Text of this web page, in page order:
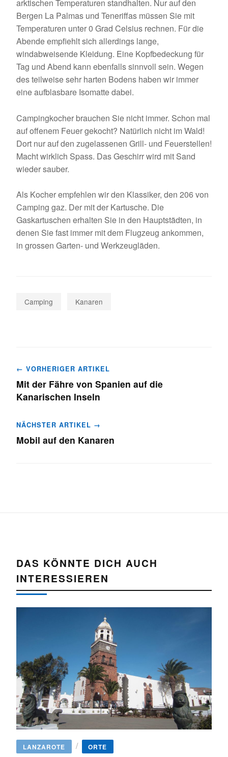
arktischen Temperaturen standhalten. Nur auf den
Bergen La Palmas und Teneriffas müssen Sie mit
Temperaturen unter 0 Grad Celsius rechnen. Für die
Abende empfiehlt sich allerdings lange,
windabweisende Kleidung. Eine Kopfbedeckung für
Tag und Abend kann ebenfalls sinnvoll sein. Wegen
des teilweise sehr harten Bodens haben wir immer
eine aufblasbare Isomatte dabei.
Campingkocher brauchen Sie nicht immer. Schon mal
auf offenem Feuer gekocht? Natürlich nicht im Wald!
Dort nur auf den zugelassenen Grill- und Feuerstellen!
Macht wirklich Spass. Das Geschirr wird mit Sand
wieder sauber.
Als Kocher empfehlen wir den Klassiker, den 206 von
Camping gaz. Der mit der Kartusche. Die
Gaskartuschen erhalten Sie in den Hauptstädten, in
denen Sie fast immer mit dem Flugzeug ankommen,
in grossen Garten- und Werkzeugläden.
Camping Kanaren
Beitragsnavigation
← VORHERIGER ARTIKEL
Mit der Fähre von Spanien auf die
Kanarischen Inseln
NÄCHSTER ARTIKEL →
Mobil auf den Kanaren
DAS KÖNNTE DICH AUCH
INTERESSIEREN
LANZAROTE / ORTE